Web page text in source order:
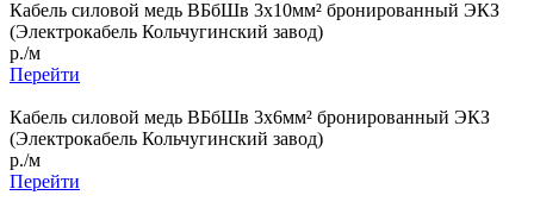
Кабель силовой медь ВБбШв 3x10мм² бронированный ЭКЗ
(Электрокабель Кольчугинский завод)
р./м
Перейти
Кабель силовой медь ВБбШв 3x6мм² бронированный ЭКЗ
(Электрокабель Кольчугинский завод)
р./м
Перейти